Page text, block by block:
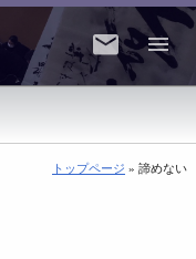
トップページ » 諦めない